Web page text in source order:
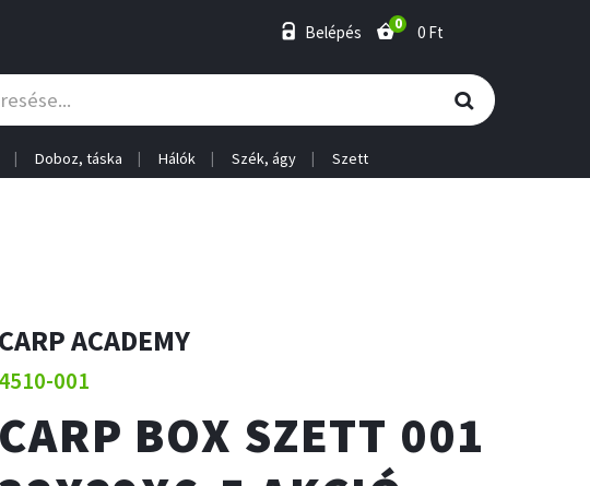
Belépés 0 0 Ft
Doboz, táska Hálók Szék, ágy Szett
CARP ACADEMY
4510-001
CARP BOX SZETT 001